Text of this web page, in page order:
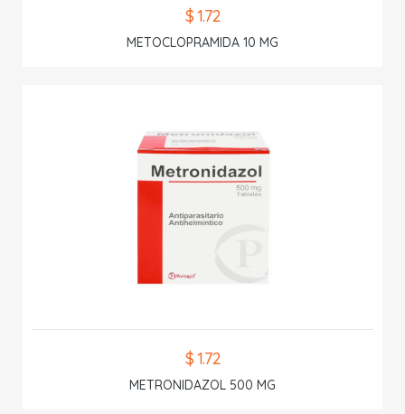
$ 1.72
METOCLOPRAMIDA 10 MG
$ 1.72
METRONIDAZOL 500 MG